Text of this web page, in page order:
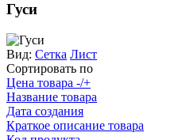
Гуси
Вид: Сетка Лист
Сортировать по
Цена товара -/+
Название товара
Дата создания
Краткое описание товара